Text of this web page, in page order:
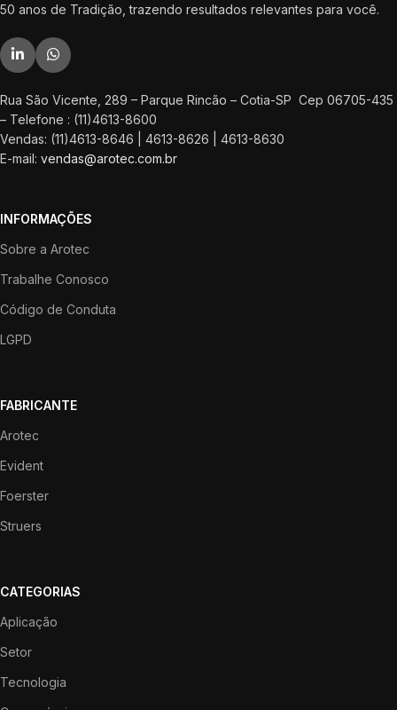
50 anos de Tradição, trazendo resultados relevantes para você.
Rua São Vicente, 289 – Parque Rincão – Cotia-SP Cep 06705-435
– Telefone : (11)4613-8600
Vendas: (11)4613-8646 | 4613-8626 | 4613-8630
E-mail: vendas@arotec.com.br
INFORMAÇÕES
Sobre a Arotec
Trabalhe Conosco
Código de Conduta
LGPD
FABRICANTE
Arotec
Evident
Foerster
Struers
CATEGORIAS
Aplicação
Setor
Tecnologia